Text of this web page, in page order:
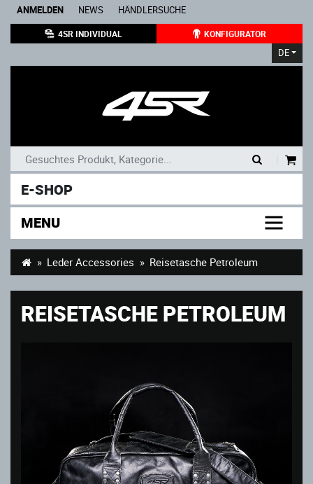
ANMELDEN NEWS HÄNDLERSUCHE
4SR INDIVIDUAL KONFIGURATOR
DE
E-SHOP
MENU
Leder Accessories Reisetasche Petroleum
REISETASCHE PETROLEUM